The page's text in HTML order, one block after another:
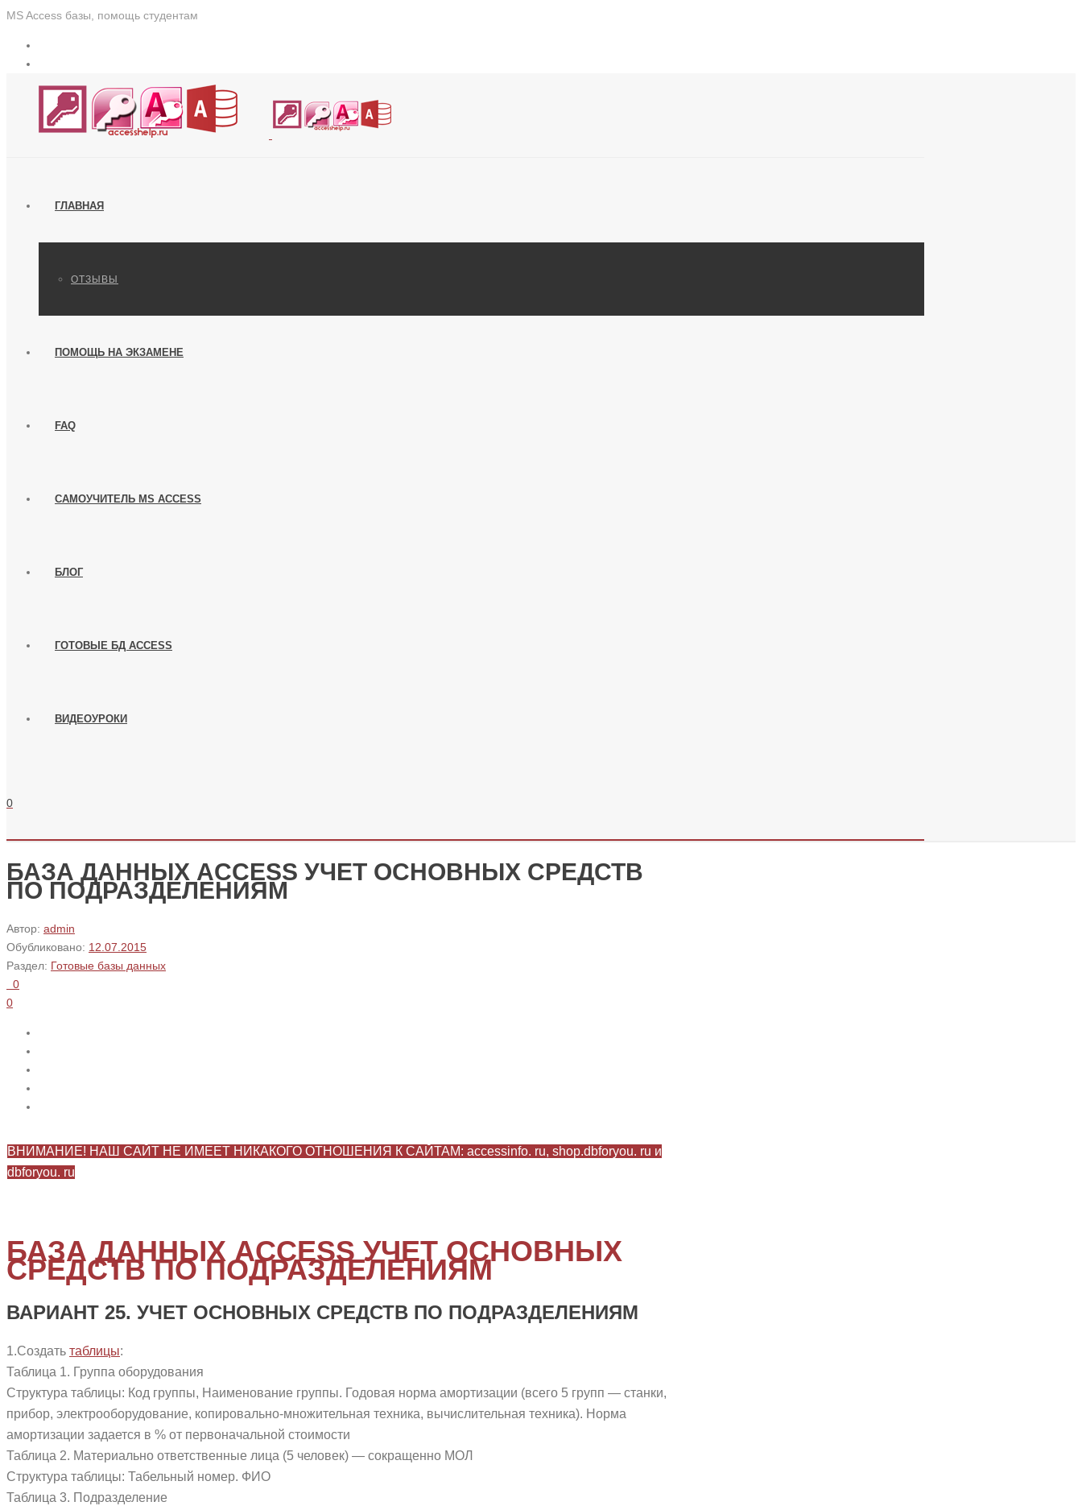
MS Access базы, помощь студентам
ГЛАВНАЯ
ОТЗЫВЫ
ПОМОЩЬ НА ЭКЗАМЕНЕ
FAQ
САМОУЧИТЕЛЬ MS ACCESS
БЛОГ
ГОТОВЫЕ БД ACCESS
ВИДЕОУРОКИ
0
БАЗА ДАННЫХ ACCESS УЧЕТ ОСНОВНЫХ СРЕДСТВ
ПО ПОДРАЗДЕЛЕНИЯМ
Автор: admin
Обубликовано: 12.07.2015
Раздел: Готовые базы данных
0
0
ВНИМАНИЕ! НАШ САЙТ НЕ ИМЕЕТ НИКАКОГО ОТНОШЕНИЯ К САЙТАМ: accessinfo. ru, shop.dbforyou. ru и
dbforyou. ru
БАЗА ДАННЫХ ACCESS УЧЕТ ОСНОВНЫХ
СРЕДСТВ ПО ПОДРАЗДЕЛЕНИЯМ
ВАРИАНТ 25. УЧЕТ ОСНОВНЫХ СРЕДСТВ ПО ПОДРАЗДЕЛЕНИЯМ
1.Создать таблицы:
Таблица 1. Группа оборудования
Структура таблицы: Код группы, Наименование группы. Годовая норма амортизации (всего 5 групп — станки,
прибор, электрооборудование, копировально-множительная техника, вычислительная техника). Норма
амортизации задается в % от первоначальной стоимости
Таблица 2. Материально ответственные лица (5 человек) — сокращенно МОЛ
Структура таблицы: Табельный номер. ФИО
Таблица 3. Подразделение